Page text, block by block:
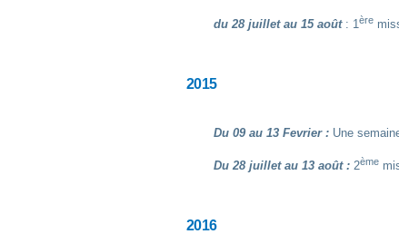
du 28 juillet au 15 août : 1ère
2015
Du 09 au 13 Fevrier : Une
Du 28 juillet au 13 août : 2ème
2016